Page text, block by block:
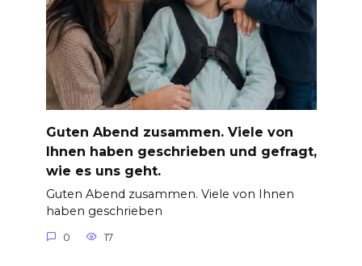
Guten Abend zusammen. Viele von
Ihnen haben geschrieben und gefragt,
wie es uns geht.
Guten Abend zusammen. Viele von Ihnen
haben geschrieben
0 17